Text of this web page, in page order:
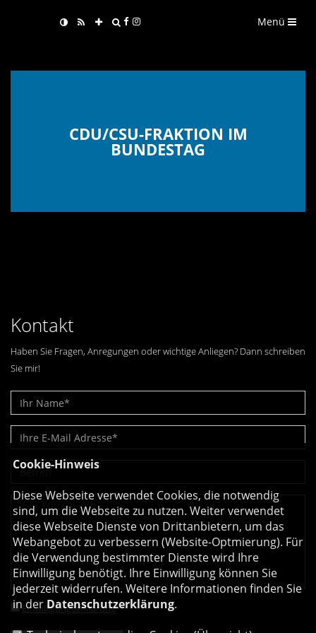
Menü
CDU/CSU-FRAKTION IM
BUNDESTAG
Kontakt
Haben Sie Fragen, Anregungen oder wichtige Anliegen? Dann schreiben
Sie mir!
Einwilligungserklärung*
Cookie-Hinweis
Diese Webseite verwendet Cookies, die notwendig
sind, um die Webseite zu nutzen. Weiter verwendet
diese Webseite Dienste von Drittanbietern, um das
Webangebot zu verbessern (Website-Optmierung). Für
die Verwendung bestimmter Dienste wird Ihre
Einwilligung benötigt. Ihre Einwilligung können Sie
jederzeit widerrufen. Weitere Informationen finden Sie
in der Datenschutzerklärung.